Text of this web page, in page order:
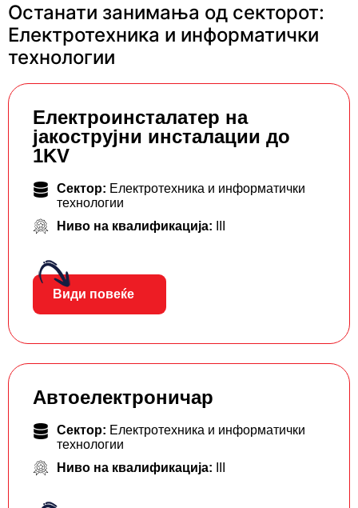
Останати занимања од секторот:
Електротехника и информатички
технологии
Eлектроинсталатер на
јакострујни инсталации до
1KV
Сектор: Електротехника и информатички
технологии
Ниво на квалификација:
Види повеќе
Автоелектроничар
Сектор: Електротехника и информатички
технологии
Ниво на квалификација: